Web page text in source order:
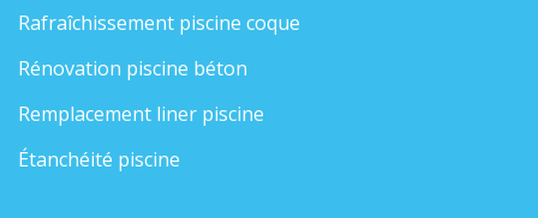
Rafraîchissement piscine coque
Rénovation piscine béton
Remplacement liner piscine
Étanchéité piscine